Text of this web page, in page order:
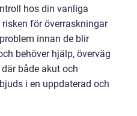
hos din vanliga
för överraskningar
innan de blir
behöver hjälp, överväg
där både akut och
i en uppdaterad och